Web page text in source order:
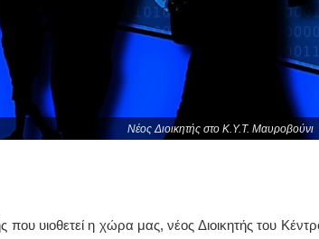
Νέος Διοικητής στο Κ.Υ.Τ. Μαυροβούνι
που υιοθετεί η χώρα μας, νέος Διοικητής του
ΙΩΑΝΝΗΣ Α. ΜΑΛΛΙΑΣ